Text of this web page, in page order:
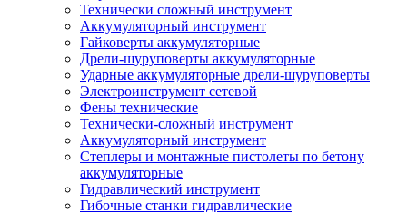
Технически сложный инструмент
Аккумуляторный инструмент
Гайковерты аккумуляторные
Дрели-шуруповерты аккумуляторные
Ударные аккумуляторные дрели-шуруповерты
Электроинструмент сетевой
Фены технические
Технически-сложный инструмент
Аккумуляторный инструмент
Степлеры и монтажные пистолеты по бетону
аккумуляторные
Гидравлический инструмент
Гибочные станки гидравлические